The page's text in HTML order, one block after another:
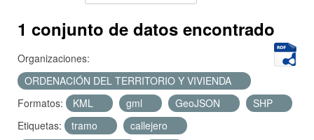
Acerca de
1 conjunto de datos encontrado
Organizaciones:
ORDENACIÓN DEL TERRITORIO Y VIVIENDA
Formatos:
KML gml GeoJSON
SHP
Etiquetas:
tramo
callejero